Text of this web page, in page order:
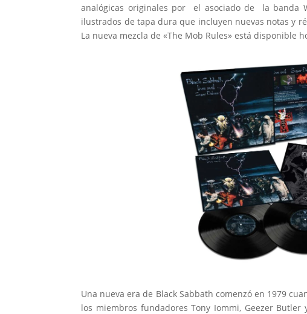
analógicas originales por el asociado de la banda
ilustrados de tapa dura que incluyen nuevas notas y
La nueva mezcla de «The Mob Rules» está disponible
Una nueva era de Black Sabbath comenzó en 1979
los miembros fundadores Tony Iommi, Geezer